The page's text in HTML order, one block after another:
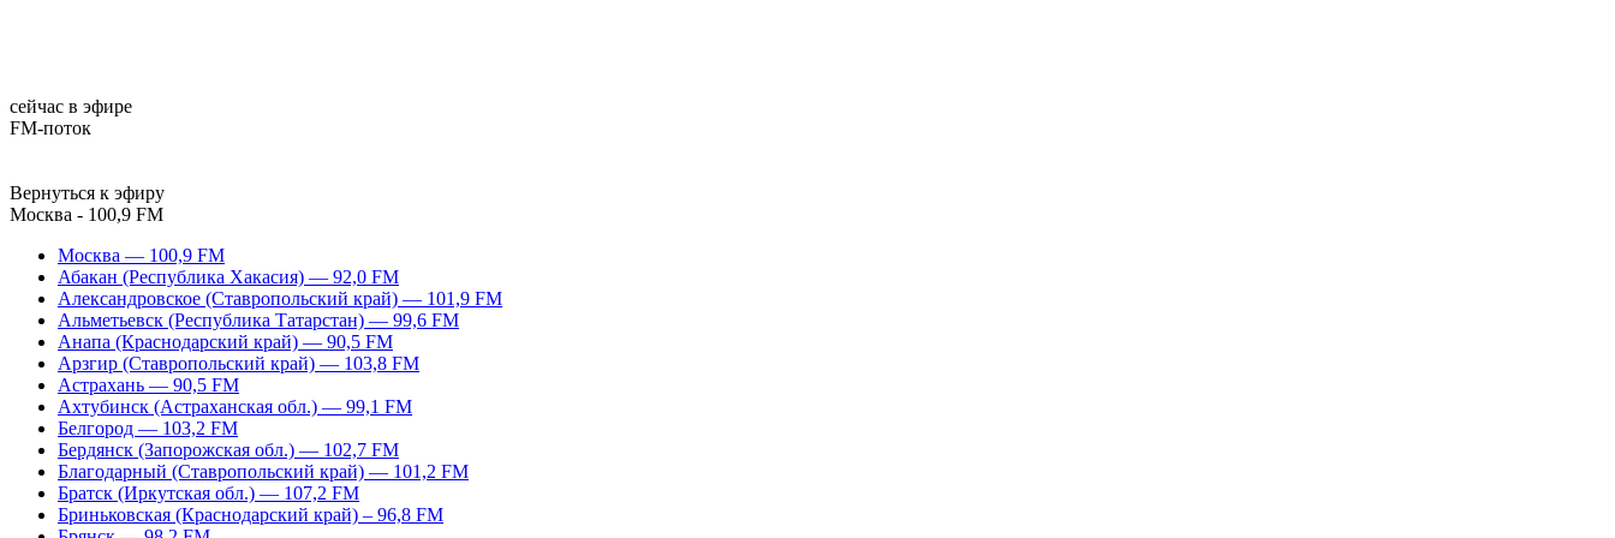
сейчас в эфире
FM-поток
Вернуться к эфиру
Москва - 100,9 FM
Москва — 100,9 FM
Абакан (Республика Хакасия) — 92,0 FM
Александровское (Ставропольский край) — 101,9 FM
Альметьевск (Республика Татарстан) — 99,6 FM
Анапа (Краснодарский край) — 90,5 FM
Арзгир (Ставропольский край) — 103,8 FM
Астрахань — 90,5 FM
Ахтубинск (Астраханская обл.) — 99,1 FM
Белгород — 103,2 FM
Бердянск (Запорожская обл.) — 102,7 FM
Благодарный (Ставропольский край) — 101,2 FM
Братск (Иркутская обл.) — 107,2 FM
Бриньковская (Краснодарский край) – 96,8 FM